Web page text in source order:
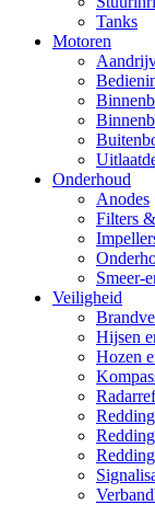
Tanks
Motoren
Onderhoud
Anodes
Filters
Smeer-
Veiligheid
Hijsen
Hozen